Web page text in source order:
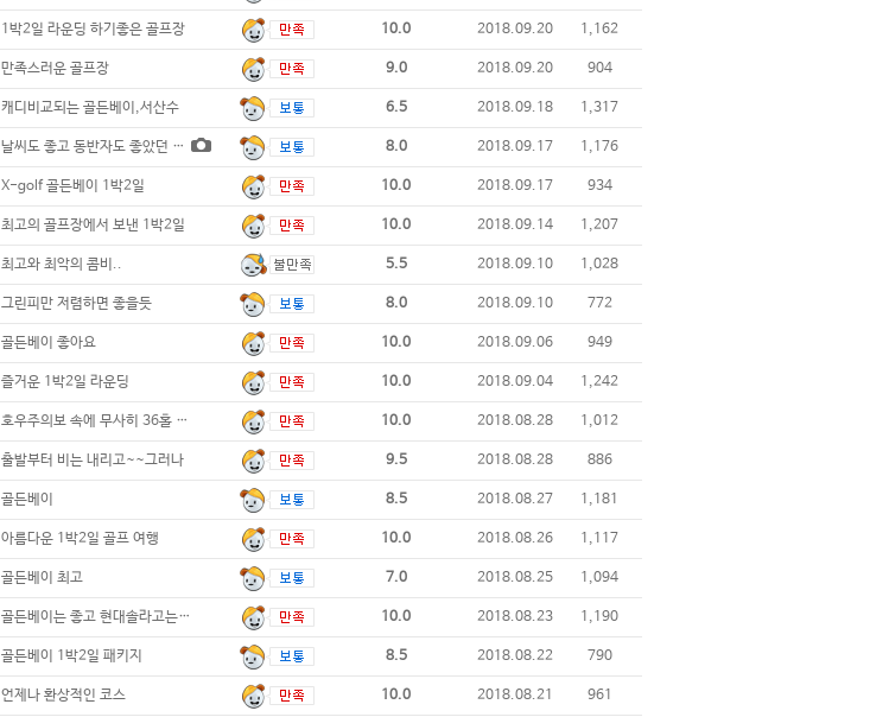
1박2일 라운딩 하기좋은 골프장 10.0 2018.09.20 1,162
만족스러운 골프장 9.0 2018.09.20 904
캐디비교되는 골든베이,서산수 6.5 2018.09.18 1,317
날씨도 좋고 동반자도 좋았던 골든베이... 8.0 2018.09.17 1,176
X-golf 골든베이 1박2일 10.0 2018.09.17 934
최고의 골프장에서 보낸 1박2일 10.0 2018.09.14 1,207
최고와 최악의 콤비.. 5.5 2018.09.10 1,028
그린피만 저렴하면 좋을듯 8.0 2018.09.10 772
골든베이 좋아요 10.0 2018.09.06 949
즐거운 1박2일 라운딩 10.0 2018.09.04 1,242
호우주의보 속에 무사히 36홀 라운딩을 마치 10.0 2018.08.28 1,012
출발부터 비는 내리고~~그러나 9.5 2018.08.28 886
골든베이 8.5 2018.08.27 1,181
아름다운 1박2일 골프 여행 10.0 2018.08.26 1,117
골든베이 최고 7.0 2018.08.25 1,094
골든베이는 좋고 현대솔라고는 프론트 직원은 10.0 2018.08.23 1,190
골든베이 1박2일 패키지 8.5 2018.08.22 790
언제나 환상적인 코스 10.0 2018.08.21 961